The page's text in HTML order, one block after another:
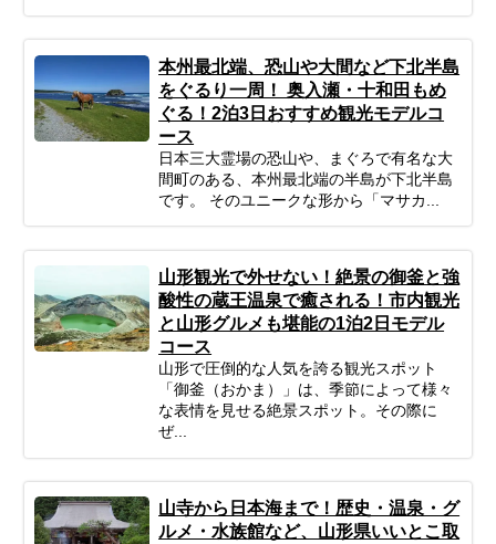
本州最北端、恐山や大間など下北半島
をぐるり一周！ 奥入瀬・十和田もめ
ぐる！2泊3日おすすめ観光モデルコ
ース
日本三大霊場の恐山や、まぐろで有名な大
間町のある、本州最北端の半島が下北半島
です。 そのユニークな形から「マサカ...
山形観光で外せない！絶景の御釜と強
酸性の蔵王温泉で癒される！市内観光
と山形グルメも堪能の1泊2日モデル
コース
山形で圧倒的な人気を誇る観光スポット
「御釜（おかま）」は、季節によって様々
な表情を見せる絶景スポット。その際に
ぜ...
山寺から日本海まで！歴史・温泉・グ
ルメ・水族館など、山形県いいとこ取